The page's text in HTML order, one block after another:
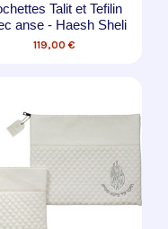
Talit et Tefilin
anse - Haesh Sheli
119,00 €